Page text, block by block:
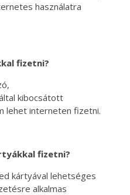
használatra
fizetni?
kibocsátott
lehet interneten fizetni.
fizetni?
kártyával lehetséges
alkalmas